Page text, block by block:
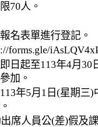
70人。
名表單進行登記。
forms.gle/
日起至113年4月30
加。
年5月1日(星期三
席人員公(差)假及